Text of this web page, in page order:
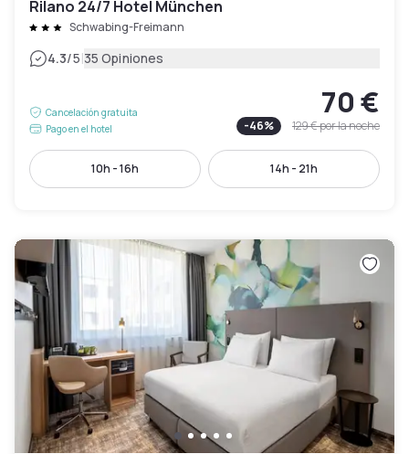
Rilano 24/7 Hotel München
Schwabing-Freimann
4.3/5|35 Opiniones
Cancelación gratuita
Pago en el hotel
70 €
-46% 129 €por la noche
10h - 16h 14h - 21h